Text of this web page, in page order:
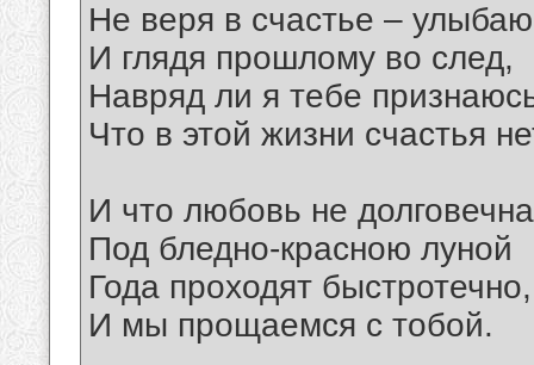
Не веря в счастье –
И глядя прошлому во след,
Навряд ли я тебе
Что в этой жизни счастья
И что любовь не
Под бледно-красною луной
Года проходят быстротечно,
И мы прощаемся с тобой.